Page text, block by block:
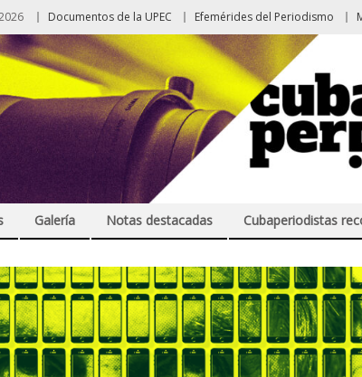
Documentos de la UPEC Efemérides del Periodismo
Galería Notas destacadas Cubaperiodistas